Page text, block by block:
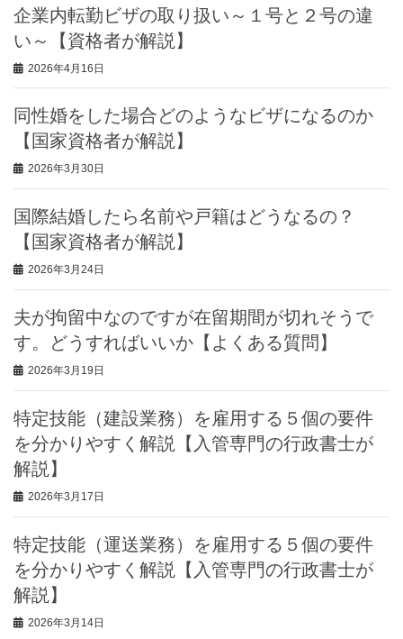
企業内転勤ビザの取り扱い～１号と２号の違
い～【資格者が解説】
2026年4月16日
同性婚をした場合どのようなビザになるのか
【国家資格者が解説】
2026年3月30日
国際結婚したら名前や戸籍はどうなるの？
【国家資格者が解説】
2026年3月24日
夫が拘留中なのですが在留期間が切れそうで
す。どうすればいいか【よくある質問】
2026年3月19日
特定技能（建設業務）を雇用する５個の要件
を分かりやすく解説【入管専門の行政書士が
解説】
2026年3月17日
特定技能（運送業務）を雇用する５個の要件
を分かりやすく解説【入管専門の行政書士が
解説】
2026年3月14日